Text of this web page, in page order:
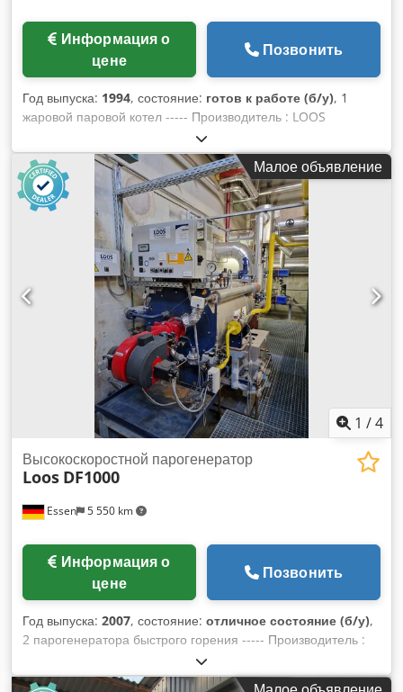
цене
Позвонить
Год выпуска: 1994, состояние: готов к работе (б/у), 1
жаровой паровой котел ----- Производитель : LOOS
Gunzenhausen Тип : U-HD Поверхность нагрева прибл. : 20
кв.м. Производительность макс : 1.000 кг/ч Рабочее
избыточное давление : 13 бар повышенное испытательное
давление : 23,4 бар Содержание воды в СЗ прибл. : 993 л
Полный объем воды прибл. : 1.365 л Csdpfelx Azyjx Alwjha
Год постройки : 1994 1 труба глухого закона оборудована
масляной горелкой Weishaupt, распределительным
шкафом, насосом питательной воды, и существующими
грубыми и мелкими фитингами
Малое объявление
1 /4
Essen 5 550 km
Высокоскоростной парогенератор
Loos DF1000
цене
Позвонить
Год выпуска: 2007, состояние: отличное состояние (б/у),
2 парогенератора быстрого горения ----- Производитель :
LOOS, Гюнценхаузен Тип : DF 1000 Производительность :
1.000 кг/ч Допустимое рабочее избыточное давление : 31